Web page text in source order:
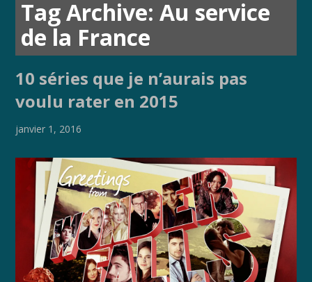
Tag Archive: Au service
de la France
10 séries que je n’aurais pas
voulu rater en 2015
janvier 1, 2016